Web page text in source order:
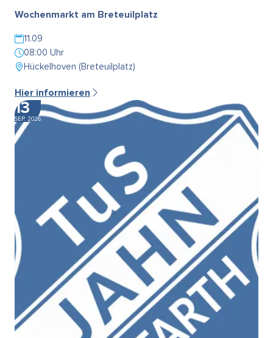
Wochenmarkt am Breteuilplatz
11.09
08:00 Uhr
Hückelhoven (Breteuilplatz)
Hier informieren
13
SEP. 2026